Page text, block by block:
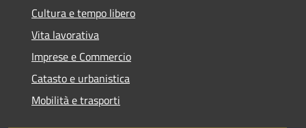
Cultura e tempo libero
Vita lavorativa
Imprese e Commercio
Catasto e urbanistica
Mobilità e trasporti